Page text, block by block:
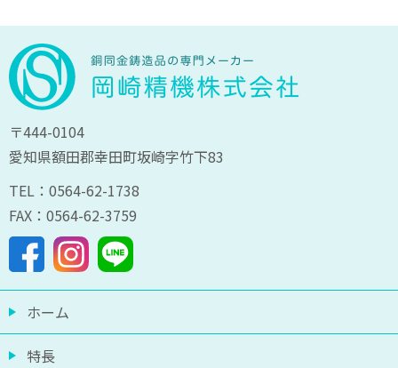
〒444-0104
愛知県額田郡幸田町坂崎字竹下83
TEL：0564-62-1738
FAX：0564-62-3759
ホーム
特長